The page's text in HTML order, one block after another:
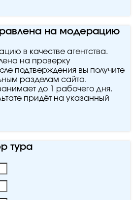
на модерацию
в качестве агентства.
на проверку
подтверждения вы получите
разделам сайта.
до 1 рабочего дня.
придёт на указанный
тура